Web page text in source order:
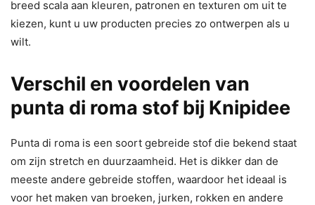
breed scala aan kleuren, patronen en texturen om uit te
kiezen, kunt u uw producten precies zo ontwerpen als u
wilt.
Verschil en voordelen van
punta di roma stof bij Knipidee
Punta di roma is een soort gebreide stof die bekend staat
om zijn stretch en duurzaamheid. Het is dikker dan de
meeste andere gebreide stoffen, waardoor het ideaal is
voor het maken van broeken, jurken, rokken en andere